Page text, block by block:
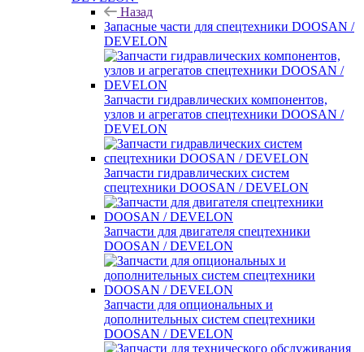
Назад
Запасные части для спецтехники DOOSAN /
DEVELON
Запчасти гидравлических компонентов,
узлов и агрегатов спецтехники DOOSAN /
DEVELON
Запчасти гидравлических систем
спецтехники DOOSAN / DEVELON
Запчасти для двигателя спецтехники
DOOSAN / DEVELON
Запчасти для опциональных и
дополнительных систем спецтехники
DOOSAN / DEVELON